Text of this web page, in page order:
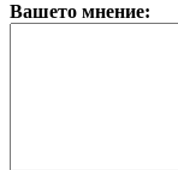
Вашето мнение: